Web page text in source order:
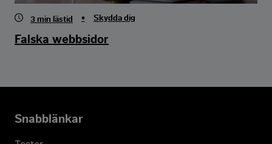
3 min lästid • Skydda dig
Falska webbsidor
Snabblänkar